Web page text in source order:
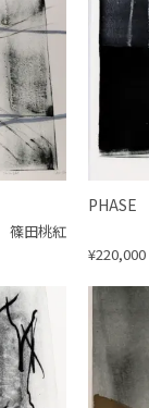
篠田桃紅
PHASE
¥220,000